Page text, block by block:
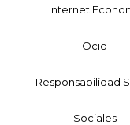
Internet
Ocio
Responsabilidad
Sociales